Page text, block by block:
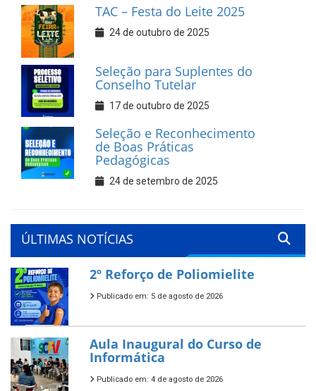
TAC – Festa do Leite 2025
24 de outubro de 2025
Seleção para Suplentes do
Conselho Tutelar
17 de outubro de 2025
Seleção e Reconhecimento
de Boas Práticas
Pedagógicas
24 de setembro de 2025
ÚLTIMAS NOTÍCIAS
2º Reforço de Poliomielite
Publicado em: 5 de agosto de 2026
Aula Inaugural do Curso de
Informática
Publicado em: 4 de agosto de 2026